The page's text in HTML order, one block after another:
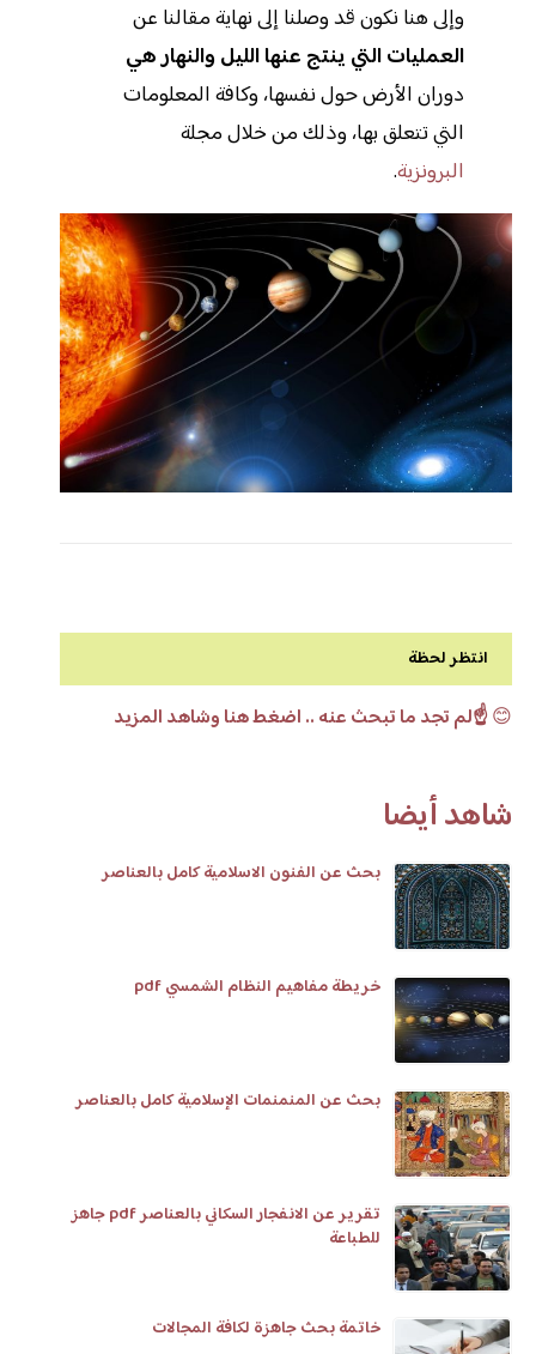
وإلى هنا نكون قد وصلنا إلى نهاية مقالنا عن
العمليات التي ينتج عنها الليل والنهار هي
دوران الأرض حول نفسها، وكافة المعلومات
التي تتعلق بها، وذلك من خلال مجلة
البرونزية.
انتظر لحظة
😊☝️لم تجد ما تبحث عنه .. اضغط هنا وشاهد المزيد
شاهد أيضا
بحث عن الفنون الاسلامية كامل بالعناصر
خريطة مفاهيم النظام الشمسي pdf
بحث عن المنمنمات الإسلامية كامل بالعناصر
تقرير عن الانفجار السكاني بالعناصر pdf جاهز
للطباعة
خاتمة بحث جاهزة لكافة المجالات